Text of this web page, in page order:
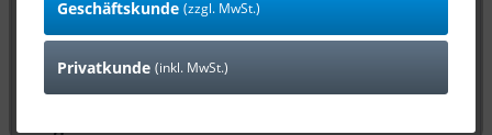
Geschäftskunde (zzgl. MwSt.)
Privatkunde (inkl. MwSt.)